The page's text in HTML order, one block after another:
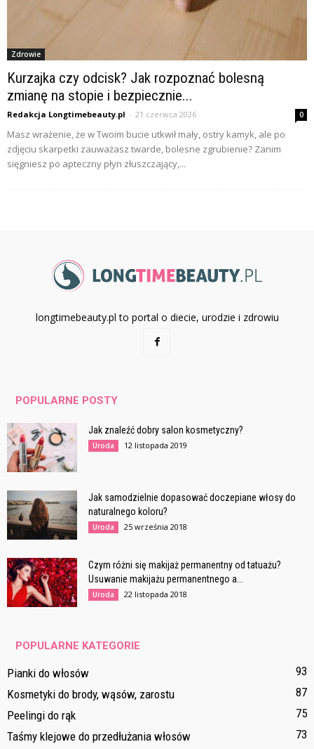
Zdrowie
Kurzajka czy odcisk? Jak rozpoznać bolesną
zmianę na stopie i bezpiecznie...
Redakcja Longtimebeauty.pl - 21 czerwca 2026 0
Masz wrażenie, że w Twoim bucie utkwił mały, ostry kamyk, ale po
zdjęciu skarpetki zauważasz twarde, bolesne zgrubienie? Zanim
sięgniesz po apteczny płyn złuszczający,...
longtimebeauty.pl to portal o diecie, urodzie i zdrowiu
POPULARNE POSTY
Jak znaleźć dobry salon kosmetyczny?
Uroda 12 listopada 2019
Jak samodzielnie dopasować doczepiane włosy do
naturalnego koloru?
Uroda 25 września 2018
Czym różni się makijaż permanentny od tatuażu?
Usuwanie makijażu permanentnego a...
Uroda 22 listopada 2018
POPULARNE KATEGORIE
Pianki do włosów
93
Kosmetyki do brody, wąsów, zarostu
87
Peelingi do rąk
75
Taśmy klejowe do przedłużania włosów
73